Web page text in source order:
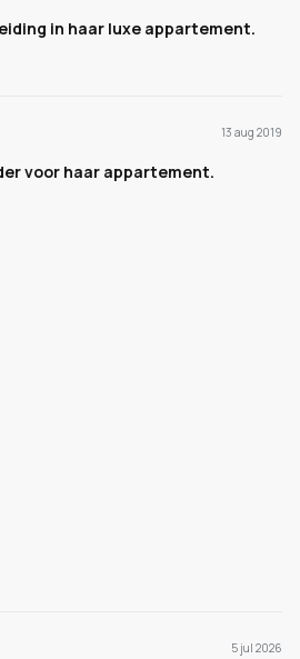
in haar luxe appartement.
13 aug 2019
voor haar appartement.
5 jul 2026